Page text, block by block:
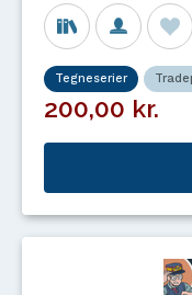
Tegneserier
200,00 kr.